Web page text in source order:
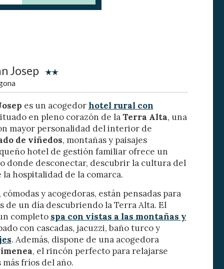
Josep
es un acogedorhotel rural con
en pleno corazón de laTerra Alta, una
mayor personalidad del interior de
de viñedos, montañas y paisajes
hotel de gestión familiar ofrece un
donde desconectar, descubrir la cultura del
hospitalidad de la comarca.
, cómodas y acogedoras, están pensadas para
de un día descubriendo la Terra Alta. El
completo spa con vistas a las montañas y
con cascadas, jacuzzi, baño turco y
. Además, dispone de una acogedora
, el rincón perfecto para relajarse
fríos del año.
este
de
de uso